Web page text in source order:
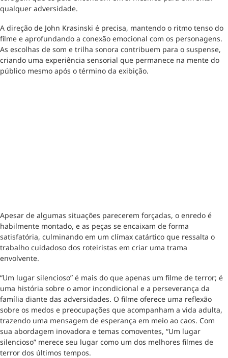
qualquer adversidade.
A direção de John Krasinski é precisa, mantendo o ritmo tenso do
filme e aprofundando a conexão emocional com os personagens.
As escolhas de som e trilha sonora contribuem para o suspense,
criando uma experiência sensorial que permanece na mente do
público mesmo após o término da exibição.
Apesar de algumas situações parecerem forçadas, o enredo é
habilmente montado, e as peças se encaixam de forma
satisfatória, culminando em um clímax catártico que ressalta o
trabalho cuidadoso dos roteiristas em criar uma trama
envolvente.
“Um lugar silencioso” é mais do que apenas um filme de terror; é
uma história sobre o amor incondicional e a perseverança da
família diante das adversidades. O filme oferece uma reflexão
sobre os medos e preocupações que acompanham a vida adulta,
trazendo uma mensagem de esperança em meio ao caos. Com
sua abordagem inovadora e temas comoventes, “Um lugar
silencioso” merece seu lugar como um dos melhores filmes de
terror dos últimos tempos.